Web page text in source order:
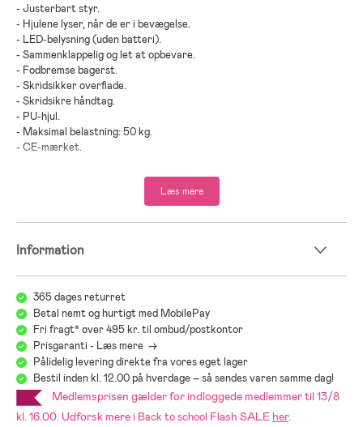
- Justerbart styr.
- Hjulene lyser, når de er i bevægelse.
- LED-belysning (uden batteri).
- Sammenklappelig og let at opbevare.
- Fodbremse bagerst.
- Skridsikker overflade.
- Skridsikre håndtag.
- PU-hjul.
- Maksimal belastning: 50 kg.
- CE-mærket.
Læs mere
Information
365 dages returret
Betal nemt og hurtigt med MobilePay
Fri fragt* over 495 kr. til ombud/postkontor
Prisgaranti - Læs mere ->
Pålidelig levering direkte fra vores eget lager
Bestil inden kl. 12.00 på hverdage – så sendes varen samme dag!
Medlemsprisen gælder for indloggede medlemmer til 13/8
kl. 16.00. Udforsk mere i Back to school Flash SALE her.